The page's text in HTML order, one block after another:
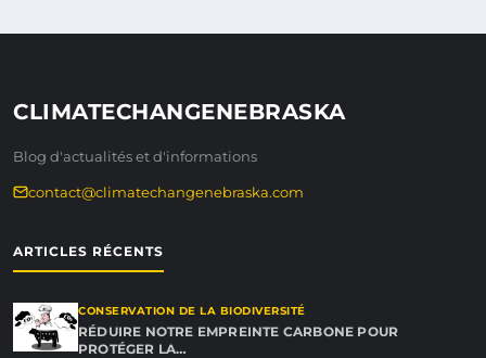
CLIMATECHANGENEBRASKA
Blog d'actualités et d'informations
contact@climatechangenebraska.com
ARTICLES RÉCENTS
CONSERVATION DE LA BIODIVERSITÉ
RÉDUIRE NOTRE EMPREINTE CARBONE POUR
PROTÉGER LA…